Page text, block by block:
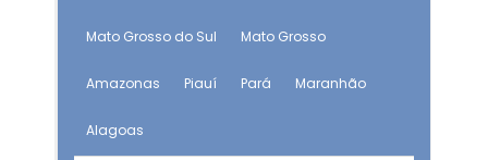
Mato Grosso do Sul Mato Grosso
Amazonas Piauí Pará Maranhão
Alagoas